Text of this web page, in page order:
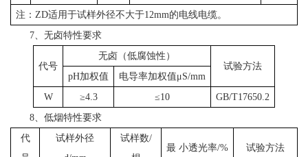
注：ZD适用于试样外径不大于12mm的电线电缆。
7、无卤特性要求
代号
无卤（低腐蚀性）
试验方法
pH加权值
电导率加权值μS/mm
W
≥4.3 ≤10
GB/T17650.2
8、低烟特性要求
代
试样外径
试样数/
最 小透光率/% 试验方法